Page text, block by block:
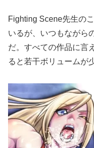
Fighting Scene先生の
いるが、いつもながら
だ。すべての作品に言
ると若干ボリュームが